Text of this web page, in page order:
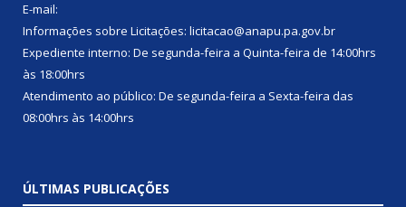
E-mail:
Informações sobre Licitações: licitacao@anapu.pa.gov.br
Expediente interno: De segunda-feira a Quinta-feira de 14:00hrs
às 18:00hrs
Atendimento ao público: De segunda-feira a Sexta-feira das
08:00hrs às 14:00hrs
ÚLTIMAS PUBLICAÇÕES